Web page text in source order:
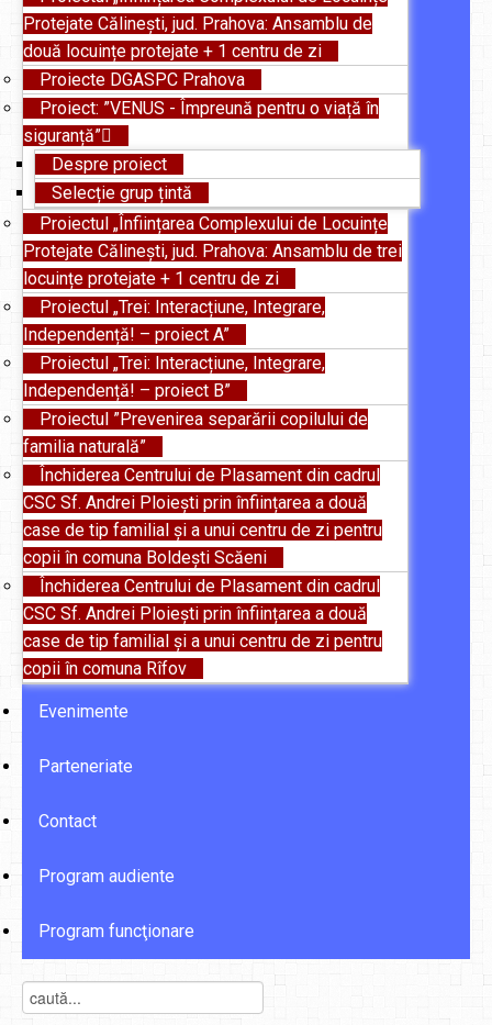
Protejate Călinești, jud. Prahova: Ansamblu de
două locuințe protejate + 1 centru de zi
Proiecte DGASPC Prahova
Proiect: ”VENUS - Împreună pentru o viață în
siguranță”
Despre proiect
Selecție grup țintă
Proiectul „Înființarea Complexului de Locuințe
Protejate Călinești, jud. Prahova: Ansamblu de trei
locuințe protejate + 1 centru de zi
Proiectul „Trei: Interacțiune, Integrare,
Independență! – proiect A”
Proiectul „Trei: Interacțiune, Integrare,
Independență! – proiect B”
Proiectul ”Prevenirea separării copilului de
familia naturală”
Închiderea Centrului de Plasament din cadrul
CSC Sf. Andrei Ploiești prin înființarea a două
case de tip familial și a unui centru de zi pentru
copii în comuna Boldești Scăeni
Închiderea Centrului de Plasament din cadrul
CSC Sf. Andrei Ploiești prin înființarea a două
case de tip familial și a unui centru de zi pentru
copii în comuna Rîfov
Evenimente
Parteneriate
Contact
Program audiente
Program funcţionare